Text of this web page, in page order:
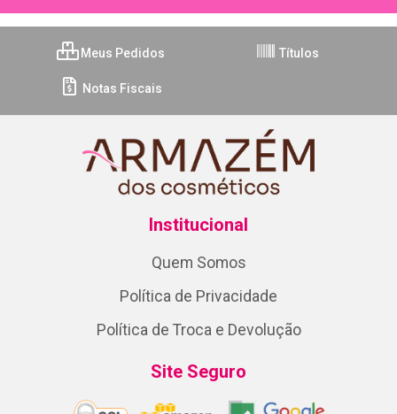
Meus Pedidos Títulos
Notas Fiscais
Institucional
Quem Somos
Política de Privacidade
Política de Troca e Devolução
Site Seguro